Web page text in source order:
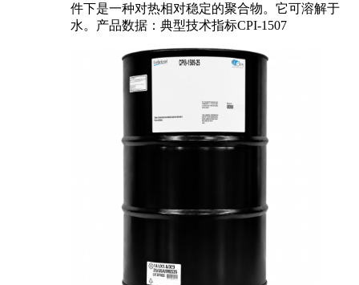
件下是一种对热相对稳定的聚合物。它可溶解于
水。产品数据：典型技术指标CPI-1507